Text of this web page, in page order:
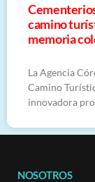
camino
memoria
La Agencia
Camino
innovadora
NOSOTROS